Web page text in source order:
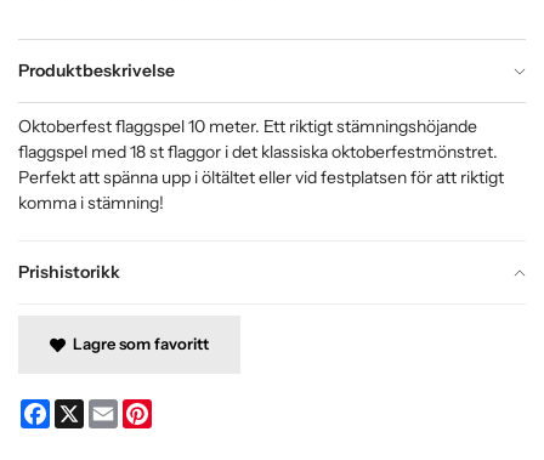
Produktbeskrivelse
Prishistorikk
Oktoberfest flaggspel 10 meter. Ett riktigt stämningshöjande
flaggspel med 18 st flaggor i det klassiska oktoberfestmönstret.
Perfekt att spänna upp i öltältet eller vid festplatsen för att riktigt
komma i stämning!
Lagre som favoritt
Facebook
X Email